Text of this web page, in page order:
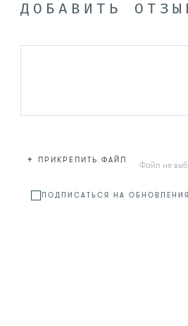
ДОБАВИТЬ
+ ПРИКРЕПИТЬ ФАЙЛ Файл не
ПОДПИСАТЬСЯ НА ОБНОВЛЕНИЯ